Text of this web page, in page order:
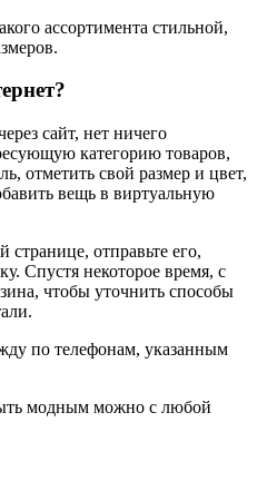
ассортимента стильной,
сайт, нет ничего
категорию товаров,
отметить свой размер и цвет,
вещь в виртуальную
странице, отправьте его,
Спустя некоторое время, с
чтобы уточнить способы
по телефонам, указанным
модным можно с любой